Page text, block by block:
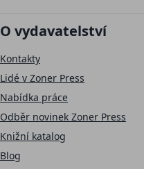
O vydavatelství
Kontakty
Lidé v Zoner Press
Nabídka práce
Odběr novinek Zoner Press
Knižní katalog
Blog